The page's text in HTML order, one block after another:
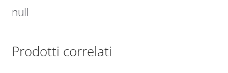
null
Prodotti correlati